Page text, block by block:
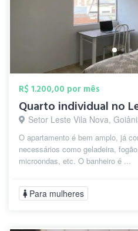
R$ 1.200,00 por mês
Quarto individual no
Setor Leste Vila Nova,
O apartamento é bem amplo, já
necessários como geladeira,
microondas, etc. O banheiro é ...
Para mulheres